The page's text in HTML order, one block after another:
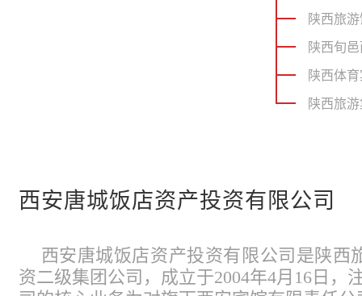
陕西旅
陕西旬
陕西体
陕西旅
西安唐城饭店资产投资有限公司
西安唐城饭店资产投资有限公司是陕西
资二级集团公司，成立于2004年4月16日，